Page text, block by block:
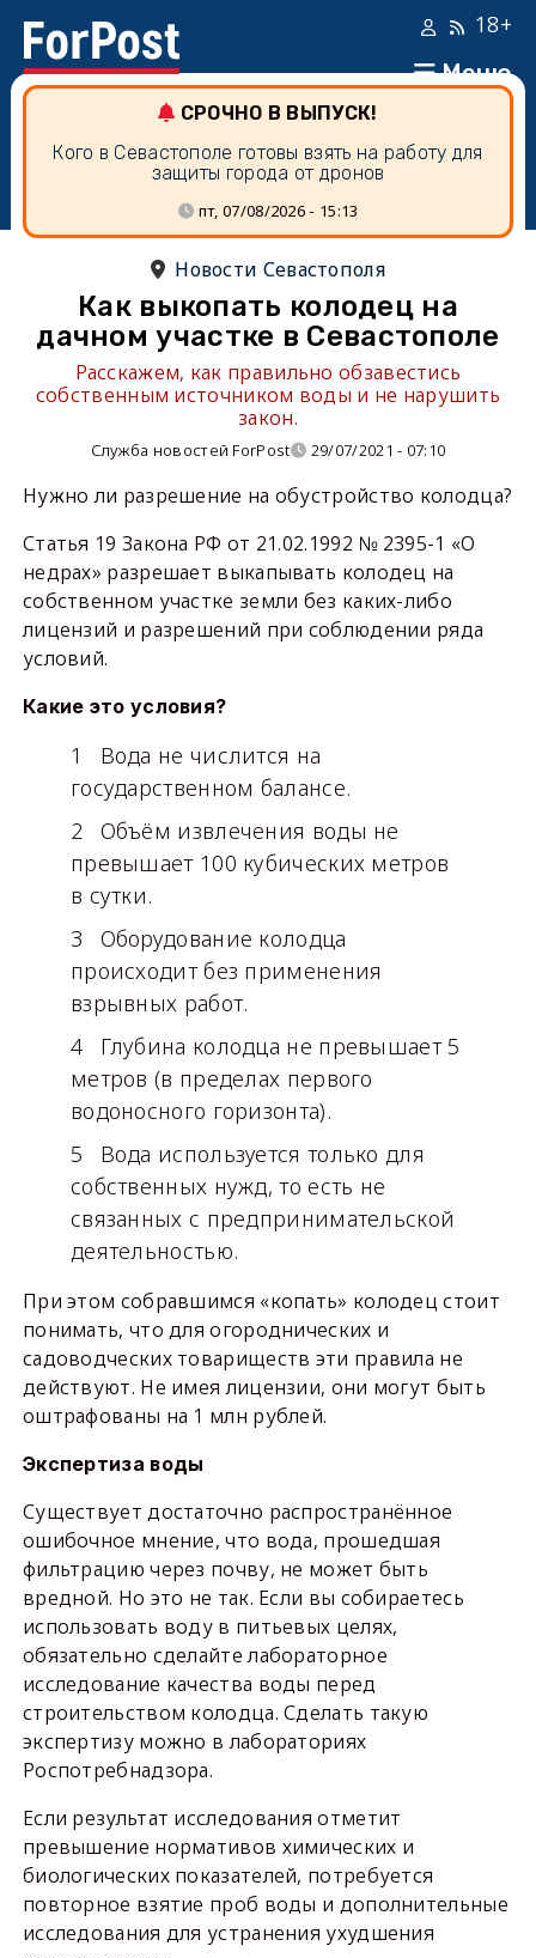
Меню
18+
СРОЧНО В ВЫПУСК!
Кого в Севастополе готовы взять на работу для
защиты города от дронов
пт, 07/08/2026 - 15:13
Новости Севастополя
Как выкопать колодец на
дачном участке в Севастополе
Расскажем, как правильно обзавестись
собственным источником воды и не нарушить
закон.
Служба новостей ForPost 29/07/2021 - 07:10
Нужно ли разрешение на обустройство колодца?
Статья 19 Закона РФ от 21.02.1992 № 2395-1 «О
недрах» разрешает выкапывать колодец на
собственном участке земли без каких-либо
лицензий и разрешений при соблюдении ряда
условий.
Какие это условия?
Вода не числится на
государственном балансе.
Объём извлечения воды не
превышает 100 кубических метров
в сутки.
Оборудование колодца
происходит без применения
взрывных работ.
Глубина колодца не превышает 5
метров (в пределах первого
водоносного горизонта).
Вода используется только для
собственных нужд, то есть не
связанных с предпринимательской
деятельностью.
При этом собравшимся «копать» колодец стоит
понимать, что для огороднических и
садоводческих товариществ эти правила не
действуют. Не имея лицензии, они могут быть
оштрафованы на 1 млн рублей.
Экспертиза воды
Существует достаточно распространённое
ошибочное мнение, что вода, прошедшая
фильтрацию через почву, не может быть
вредной. Но это не так. Если вы собираетесь
использовать воду в питьевых целях,
обязательно сделайте лабораторное
исследование качества воды перед
строительством колодца. Сделать такую
экспертизу можно в лабораториях
Роспотребнадзора.
Если результат исследования отметит
превышение нормативов химических и
биологических показателей, потребуется
повторное взятие проб воды и дополнительные
исследования для устранения ухудшения